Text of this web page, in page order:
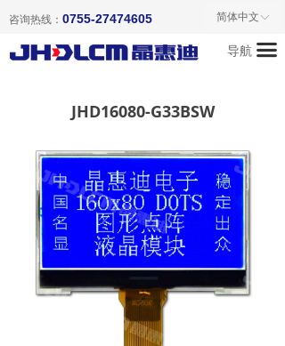
끀
首页
关于我们
成功案例
联系我们
ꀅ
简体中文
咨询热线： 0755-27474605
导航
JHD16080-G33BSW